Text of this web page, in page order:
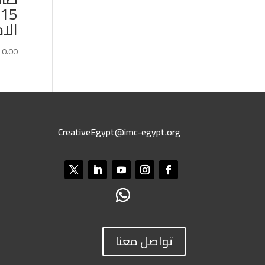
CreativeEgypt@imc-egypt.org
تواصل معنا